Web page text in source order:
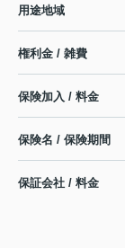
用途地域
権利金 / 雑費
保険加入 / 料金
保険名 / 保険期間
保証会社 / 料金